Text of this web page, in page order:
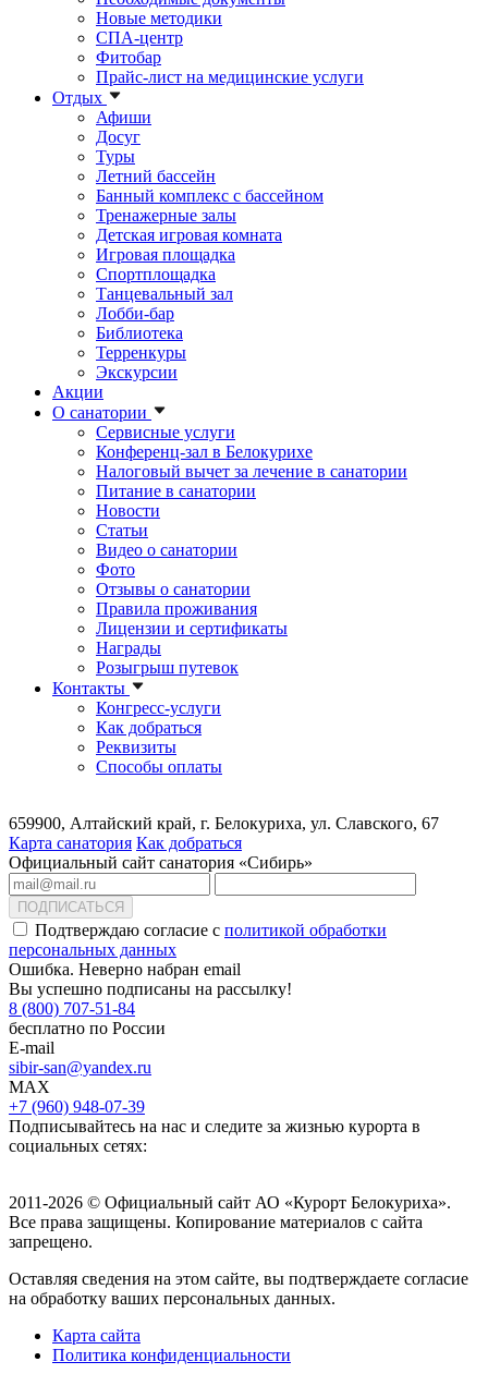
Новые методики
СПА-центр
Фитобар
Прайс-лист на медицинские услуги
Отдых
Афиши
Досуг
Туры
Летний бассейн
Банный комплекс с бассейном
Тренажерные залы
Детская игровая комната
Игровая площадка
Спортплощадка
Танцевальный зал
Лобби-бар
Библиотека
Терренкуры
Экскурсии
Акции
О санатории
Сервисные услуги
Конференц-зал в Белокурихе
Налоговый вычет за лечение в санатории
Питание в санатории
Новости
Статьи
Видео о санатории
Фото
Отзывы о санатории
Правила проживания
Лицензии и сертификаты
Награды
Розыгрыш путевок
Контакты
Конгресс-услуги
Как добраться
Реквизиты
Способы оплаты
659900, Алтайский край, г. Белокуриха, ул. Славского, 67
Карта санатория Как добраться
Официальный сайт санатория «Сибирь»
ПОДПИСАТЬСЯ
Подтверждаю согласие с политикой обработки
персональных данных
Ошибка. Неверно набран email
Вы успешно подписаны на рассылку!
8 (800) 707-51-84
бесплатно по России
E-mail
sibir-san@yandex.ru
MAX
+7 (960) 948-07-39
Подписывайтесь на нас и следите за жизнью курорта в
социальных сетях:
2011-2026 © Официальный сайт АО «Курорт Белокуриха».
Все права защищены. Копирование материалов с сайта
запрещено.
Оставляя сведения на этом сайте, вы подтверждаете согласие
на обработку ваших персональных данных.
Карта сайта
Политика конфиденциальности